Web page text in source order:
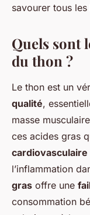
Lyana• 26 mai 2025
savourer tous
Quels sont
du thon ?
Le thon est un
qualité,
masse
ces acides gras
cardiovasculaire
l’inflammation
gras offre une
consommation